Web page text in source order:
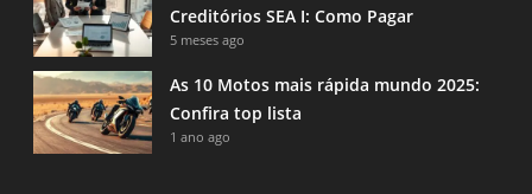
Creditórios SEA I: Como Pagar
5 meses ago
As 10 Motos mais rápida mundo 2025:
Confira top lista
1 ano ago